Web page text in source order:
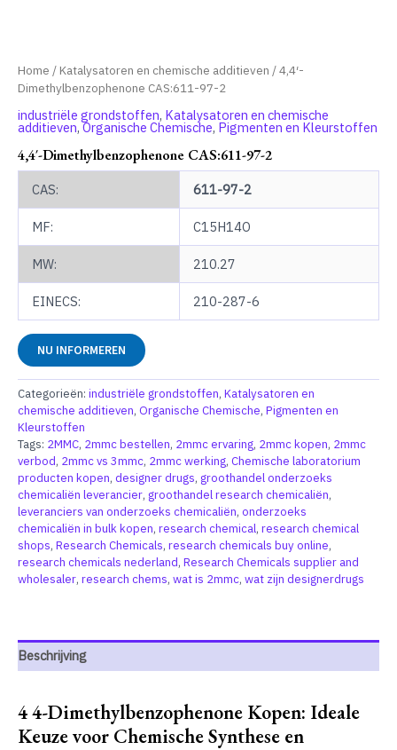
Home /Katalysatoren en chemische additieven / 4,4′-
Dimethylbenzophenone CAS:611-97-2
industriële grondstoffen, Katalysatoren en chemische
additieven,Organische Chemische, Pigmenten en Kleurstoffen
4,4′-Dimethylbenzophenone CAS:611-97-2
CAS: 611-97-2
MF: C15H14O
MW: 210.27
EINECS: 210-287-6
NU INFORMEREN
Categorieën: industriële grondstoffen, Katalysatoren en
chemische additieven, Organische Chemische, Pigmenten en
Kleurstoffen
Tags: 2MMC, 2mmc bestellen, 2mmc ervaring, 2mmc kopen, 2mmc
verbod, 2mmc vs 3mmc, 2mmc werking, Chemische laboratorium
producten kopen, designer drugs, groothandel onderzoeks
chemicaliën leverancier, groothandel research chemicaliën,
leveranciers van onderzoeks chemicaliën, onderzoeks
chemicaliën in bulk kopen, research chemical, research chemical
shops, Research Chemicals, research chemicals buy online,
research chemicals nederland, Research Chemicals supplier and
wholesaler, research chems, wat is 2mmc, wat zijn designerdrugs
Beschrijving
4 4-Dimethylbenzophenone Kopen: Ideale
Keuze voor Chemische Synthese en